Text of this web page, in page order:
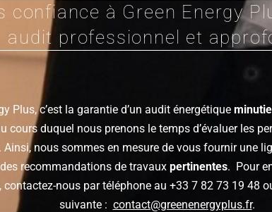
confiance à Green Energy
audit professionnel et
Plus, c’est la garantie d’un audit énergétique
cours duquel nous prenons le temps d’évaluer les
Ainsi, nous sommes en mesure de vous fournir une
recommandations de travaux pertinentes. Pour
contactez-nous par téléphone au +33 7 82 73 19 48
suivante : contact@greenenergyplus.fr.